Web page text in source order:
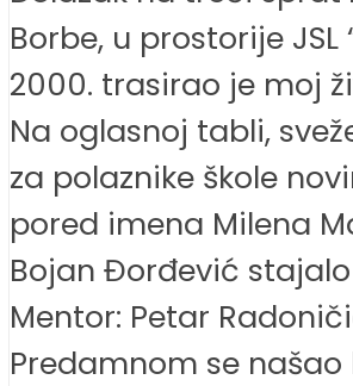
Borbe, u prostorije JSL
2000. trasirao je moj
Na oglasnoj tabli,
za polaznike škole
pored imena Milena
Bojan Đorđević
Mentor: Petar
Predamnom se našao